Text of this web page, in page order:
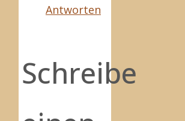
Antworten
Schreibe